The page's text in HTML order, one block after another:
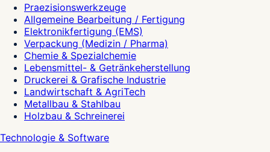
Praezisionswerkzeuge
Allgemeine Bearbeitung / Fertigung
Elektronikfertigung (EMS)
Verpackung (Medizin / Pharma)
Chemie & Spezialchemie
Lebensmittel- & Getränkeherstellung
Druckerei & Grafische Industrie
Landwirtschaft & AgriTech
Metallbau & Stahlbau
Holzbau & Schreinerei
Technologie & Software